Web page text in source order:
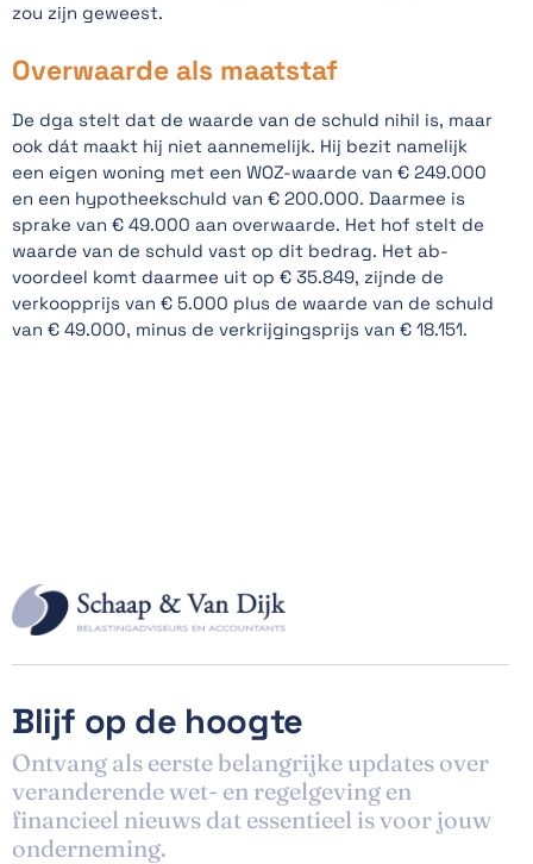
zou zijn geweest.
Overwaarde als maatstaf
De dga stelt dat de waarde van de schuld nihil is, maar
ook dát maakt hij niet aannemelijk. Hij bezit namelijk
een eigen woning met een WOZ-waarde van € 249.000
en een hypotheekschuld van € 200.000. Daarmee is
sprake van € 49.000 aan overwaarde. Het hof stelt de
waarde van de schuld vast op dit bedrag. Het ab-
voordeel komt daarmee uit op € 35.849, zijnde de
verkoopprijs van € 5.000 plus de waarde van de schuld
van € 49.000, minus de verkrijgingsprijs van € 18.151.
Blijf op de hoogte
Ontvang als eerste belangrijke updates over
veranderende wet- en regelgeving en
financieel nieuws dat essentieel is voor jouw
onderneming.